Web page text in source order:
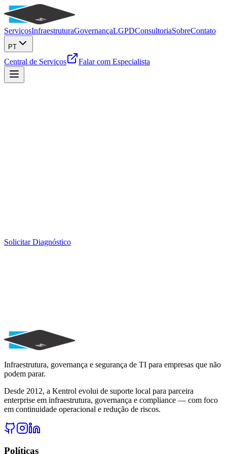
ServiçosInfraestruturaGovernançaLGPDConsultoriaSobreContato
PT
Central de Serviços Falar com Especialista
Solicitar Diagnóstico
Solicitar DiagnósticoAgendar Consultoria
Infraestrutura, governança e segurança de TI para empresas que não
podem parar.
Desde 2012, a Kentrol evolui de suporte local para parceira
enterprise em infraestrutura, governança e compliance — com foco
em continuidade operacional e redução de riscos.
Políticas